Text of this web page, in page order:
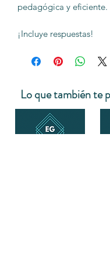
pedagógica y eficiente.
¡Incluye respuestas!
Lo que también te